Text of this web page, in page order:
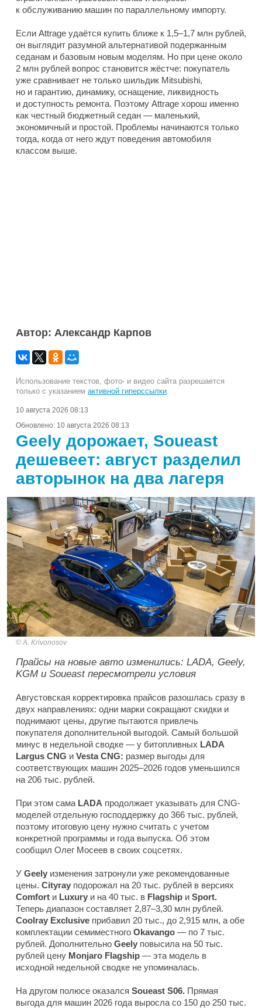
к обслуживанию машин по параллельному импорту.
Если Attrage удаётся купить ближе к 1,5–1,7 млн рублей,
он выглядит разумной альтернативой подержанным
седанам и базовым новым моделям. Но при цене около
2 млн рублей вопрос становится жёстче: покупатель
уже сравнивает не только шильдик Mitsubishi,
но и гарантию, динамику, оснащение, ликвидность
и доступность ремонта. Поэтому Attrage хорош именно
как честный бюджетный седан — маленький,
экономичный и простой. Проблемы начинаются только
тогда, когда от него ждут поведения автомобиля
классом выше.
Автор: Александр Карпов
Использование текстов, фото- и видео сайта разрешается
только с указанием активной гиперссылки
10 августа 2026 08:13
Обновлено: 10 августа 2026 08:13
Geely дорожает, Soueast
дешевеет: август разделил
авторынок на два лагеря
A. Krivonosov
Прайсы на новые авто изменились: LADA, Geely,
KGM и Soueast пересмотрели условия
Августовская корректировка прайсов разошлась сразу в
двух направлениях: одни марки сокращают скидки и
поднимают цены, другие пытаются привлечь
покупателя дополнительной выгодой. Самый большой
минус в недельной сводке — у битопливных LADA
Largus CNG и Vesta CNG: размер выгоды для
соответствующих машин 2025–2026 годов уменьшился
на 206 тыс. рублей.
При этом сама LADA продолжает указывать для CNG-
моделей отдельную господдержку до 366 тыс. рублей,
поэтому итоговую цену нужно считать с учетом
конкретной программы и года выпуска. Об этом
сообщил Олег Мосеев в своих соцсетях.
У Geely изменения затронули уже рекомендованные
цены. Cityray подорожал на 20 тыс. рублей в версиях
Comfort и Luxury и на 40 тыс. в Flagship и Sport.
Теперь диапазон составляет 2,87–3,30 млн рублей.
Coolray Exclusive прибавил 20 тыс., до 2,915 млн, а обе
комплектации семиместного Okavango — по 7 тыс.
рублей. Дополнительно Geely повысила на 50 тыс.
рублей цену Monjaro Flagship — эта модель в
исходной недельной сводке не упоминалась.
На другом полюсе оказался Soueast S06. Прямая
выгода для машин 2026 года выросла со 150 до 250 тыс.